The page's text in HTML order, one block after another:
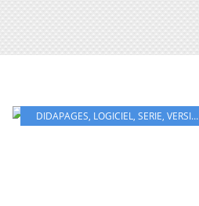
DIDAPAGES, LOGICIEL, SERIE, VERSION